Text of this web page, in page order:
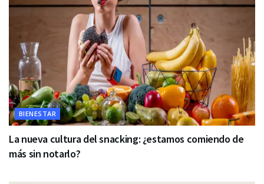
BIENESTAR
La nueva cultura del snacking: ¿estamos comiendo de
más sin notarlo?